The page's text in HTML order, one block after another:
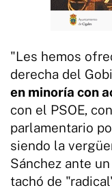
"Les hemos
derecha del
en minoría con
con el PSOE,
parlamentario
siendo la
Sánchez ante
tachó de